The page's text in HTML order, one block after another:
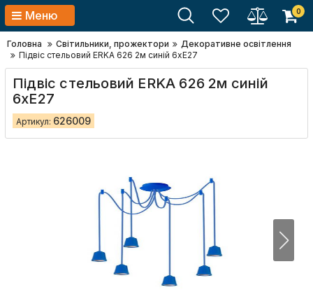
Меню 0
Головна Світильники, прожектори
Декоративне освітлення
Підвіс стельовий ERKA 626 2м синій 6xЕ27
Підвіс стельовий ERKA 626 2м синій
6xЕ27
Артикул: 626009